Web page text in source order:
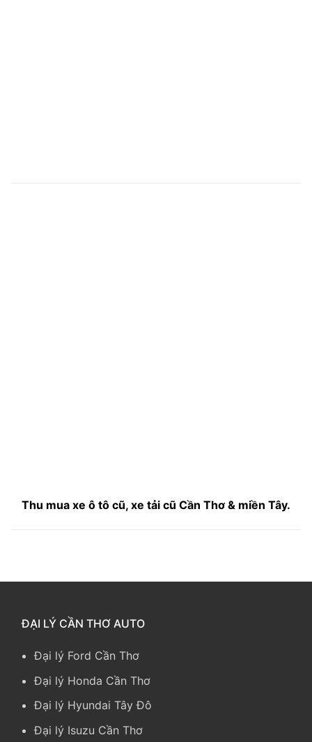
Thu mua xe ô tô cũ, xe tải cũ Cần Thơ & miền Tây.
ĐẠI LÝ CẦN THƠ AUTO
Đại lý Ford Cần Thơ
Đại lý Honda Cần Thơ
Đại lý Hyundai Tây Đô
Đại lý Isuzu Cần Thơ